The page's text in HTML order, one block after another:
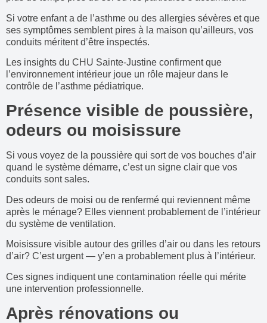
Si votre enfant a de l’asthme ou des allergies sévères et que
ses symptômes semblent pires à la maison qu’ailleurs, vos
conduits méritent d’être inspectés.
Les insights du CHU Sainte-Justine confirment que
l’environnement intérieur joue un rôle majeur dans le
contrôle de l’asthme pédiatrique.
Présence visible de poussière,
odeurs ou moisissure
Si vous voyez de la poussière qui sort de vos bouches d’air
quand le système démarre, c’est un signe clair que vos
conduits sont sales.
Des odeurs de moisi ou de renfermé qui reviennent même
après le ménage? Elles viennent probablement de l’intérieur
du système de ventilation.
Moisissure visible autour des grilles d’air ou dans les retours
d’air? C’est urgent — y’en a probablement plus à l’intérieur.
Ces signes indiquent une contamination réelle qui mérite
une intervention professionnelle.
Après rénovations ou